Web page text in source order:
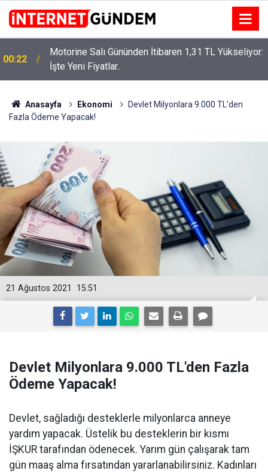
00:22
Motorine Salı Gününden İtibaren 1,31 TL Yükseliyor:
İşte Yeni Fiyatlar..
Anasayfa Ekonomi
Devlet Milyonlara 9.000 TL'den
Fazla Ödeme Yapacak!
15:51
21 Ağustos 2021
Devlet Milyonlara 9.000 TL'den Fazla
Ödeme Yapacak!
Devlet, sağladığı desteklerle milyonlarca anneye
yardım yapacak. Üstelik bu desteklerin bir kısmı
İŞKUR tarafından ödenecek. Yarım gün çalışarak tam
gün maaş alma fırsatından yararlanabilirsiniz. Kadınları